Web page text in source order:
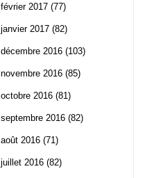
février 2017 (77)
janvier 2017 (82)
décembre 2016 (103)
novembre 2016 (85)
octobre 2016 (81)
septembre 2016 (82)
août 2016 (71)
juillet 2016 (82)